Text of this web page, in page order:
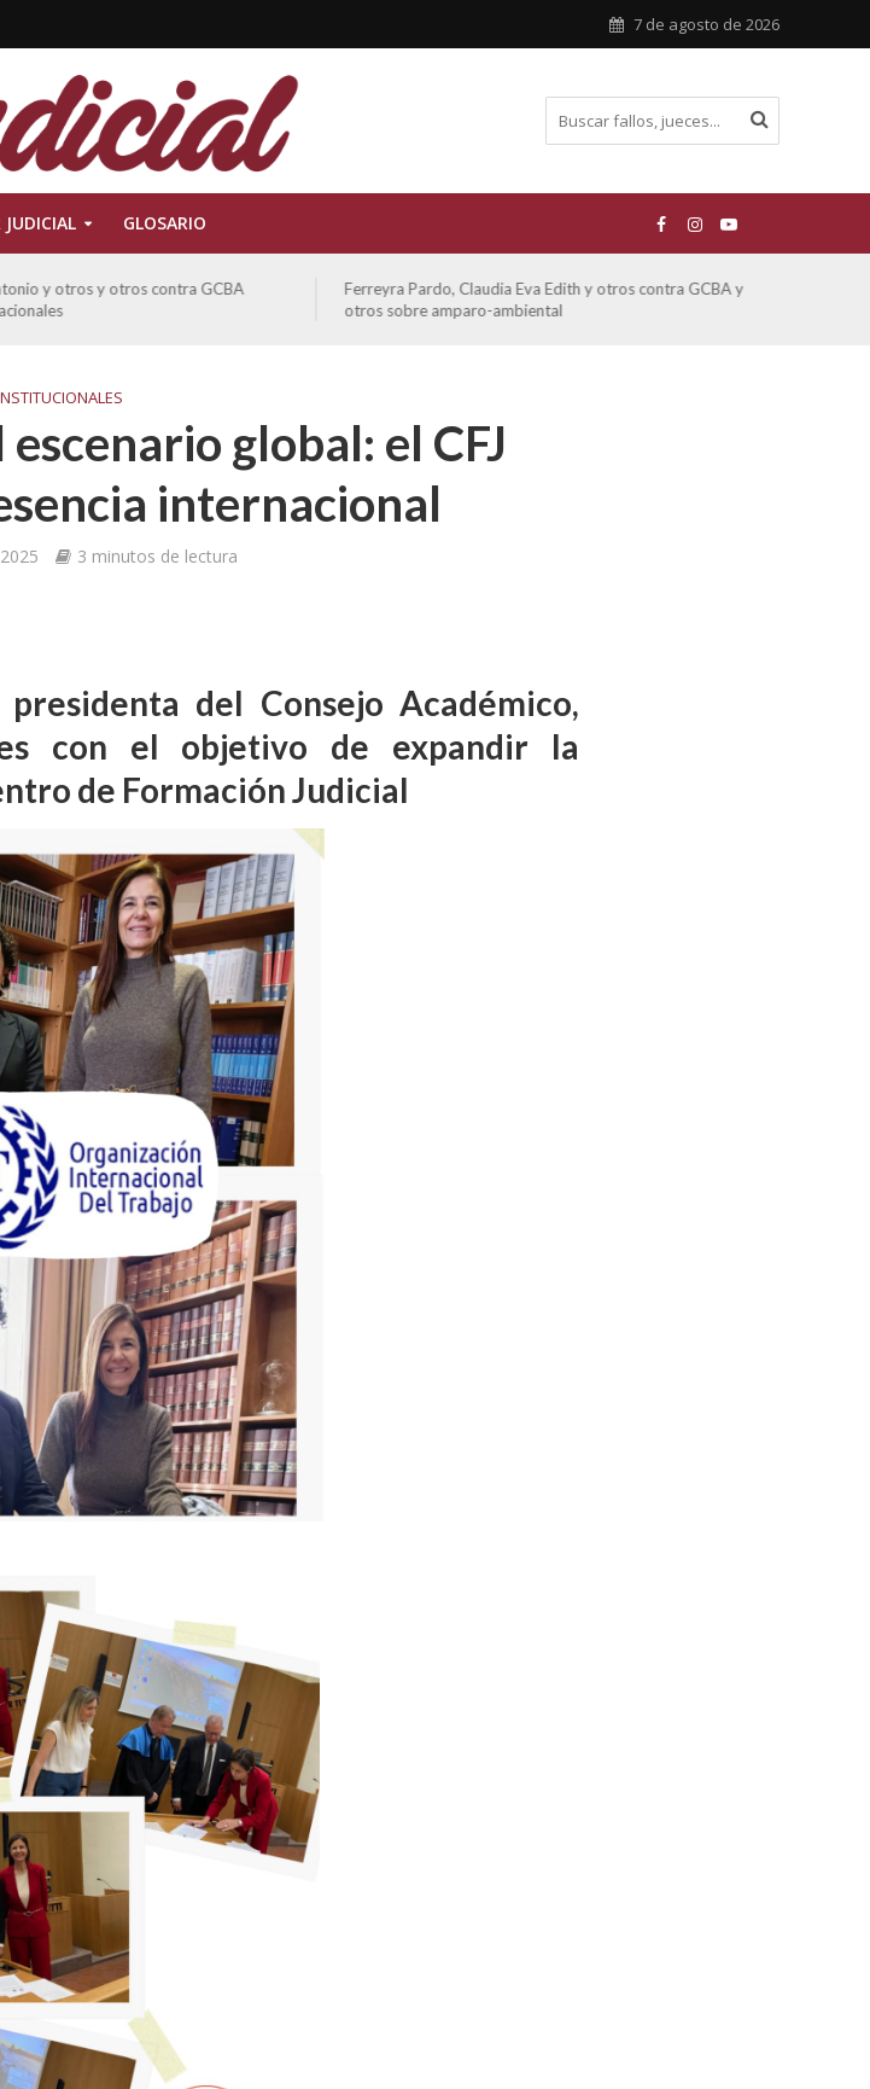
7 de agosto de 2026
JUDICIAL GLOSARIO
y otros y otros contra GCBA
Ferreyra Pardo, Claudia Eva Edith y otros contra GCBA y
otros sobre amparo-ambiental
global: el CFJ
internacional
3 minutos de lectura
del Consejo Académico,
con el objetivo de expandir la
de Formación Judicial